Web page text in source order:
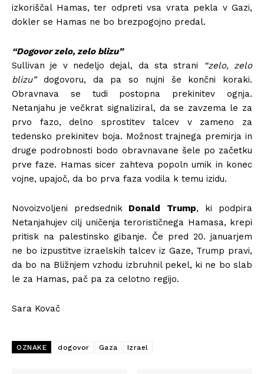
izkoriščal Hamas, ter odpreti vsa vrata pekla v Gazi,
dokler se Hamas ne bo brezpogojno predal.
“Dogovor zelo, zelo blizu”
Sullivan je v nedeljo dejal, da sta strani
“zelo, zelo
blizu”dogovoru, da pa so nujni še končni koraki.
Obravnava se tudi postopna prekinitev ognja.
Netanjahu je večkrat signaliziral, da se zavzema le za
prvo fazo, delno sprostitev talcev v zameno za
tedensko prekinitev boja. Možnost trajnega premirja in
druge podrobnosti bodo obravnavane šele po začetku
prve faze. Hamas sicer zahteva popoln umik in konec
vojne, upajoč, da bo prva faza vodila k temu izidu.
Novoizvoljeni predsednik Donald Trump, ki podpira
Netanjahujev cilj uničenja terorističnega Hamasa, krepi
pritisk na palestinsko gibanje. Če pred 20. januarjem
ne bo izpustitve izraelskih talcev iz Gaze, Trump pravi,
da bo na Bližnjem vzhodu izbruhnil pekel, ki ne bo slab
le za Hamas, pač pa za celotno regijo.
Sara Kovač
OZNAKE dogovor Gaza Izrael